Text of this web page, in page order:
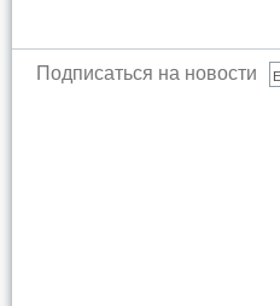
Подписаться на новости